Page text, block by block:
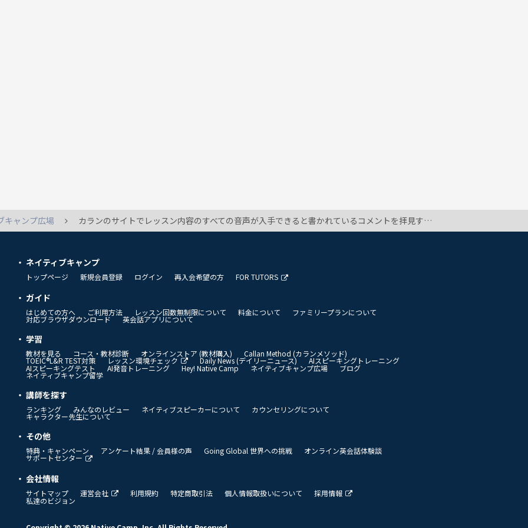
キャンプ広場 カランのサイトでレッスン内容のすべての音声が入手できると書かれているコメントを拝見することがありますが、それは自習プラットフォームでダウンロードするものでしょうか？先日、実施したのですが１レッスンに対し２，３文しかありませんでした。私が何か勘違いしているのでしょうか？ちなみに教材はペーパーブックです。パソコンも英語もド素人です。
ネイティブキャンプ
トップページ 新規会員登録 ログイン 再入会希望の方 FOR TUTORS
ガイド
はじめての方へ ご利用方法 レッスン回数無制限について 料金について ファミリープランについて
対応ブラウザダウンロード 英会話アプリについて
学習
教材を見る コース・教材診断 オンラインストア (教材購入) Callan Method (カランメソッド)
TOEIC®L&R TEST対策 レッスン環境チェック Daily News (デイリーニュース)
AIスピーキングトレーニング
AIスピーキングテスト
AI発音トレーニング Hey! Native Camp ネイティブキャンプ広場 ブログ
ネイティブキャンプ留学
講師を探す
ランキング みんなのレビュー ネイティブスピーカーについて カウンセリングについて
キャラクター先生について
その他
特典・キャンペーン アンケート結果 / 会員様の声 Going Global 世界への挑戦 オンライン英会話体験談
サポートセンター
会社情報
サイトマップ 運営会社 利用規約 特定商取引法 個人情報取扱いについて 採用情報
私達のビジョン